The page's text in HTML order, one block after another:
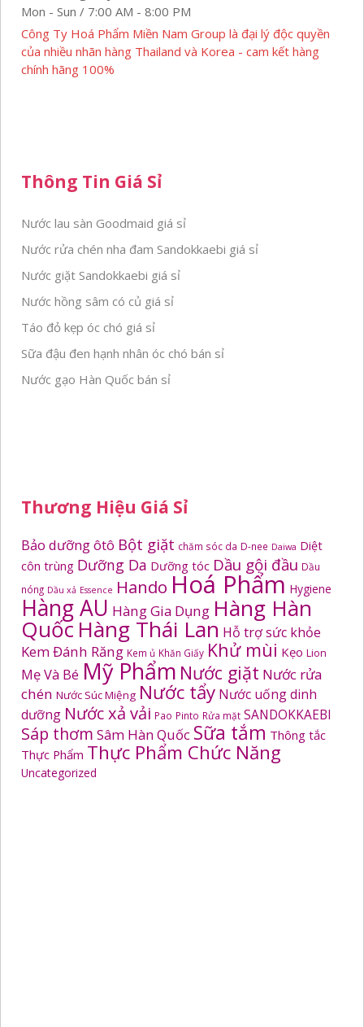
Mon - Sun / 7:00 AM - 8:00 PM
Công Ty Hoá Phẩm Miền Nam Group là đại lý độc quyền
của nhiều nhãn hàng Thailand và Korea - cam kết hàng
chính hãng 100%
Thông Tin Giá Sỉ
Nước lau sàn Goodmaid giá sỉ
Nước rửa chén nha đam Sandokkaebi giá sỉ
Nước giặt Sandokkaebi giá sỉ
Nước hồng sâm có củ giá sỉ
Táo đỏ kẹp óc chó giá sỉ
Sữa đậu đen hạnh nhân óc chó bán sỉ
Nước gạo Hàn Quốc bán sỉ
Thương Hiệu Giá Sỉ
Bảo dưỡng ôtô Bột giặt chăm sóc da D-nee Daiwa Diệt
côn trùng Dưỡng Da Dưỡng tóc Dầu gội đầu Dầu
nóng Dầu xả Essence Hando Hoá Phẩm Hygiene
Hàng AU Hàng Gia Dụng Hàng Hàn
Quốc Hàng Thái Lan Hỗ trợ sức khỏe
Kem Đánh Răng Kem ủ Khăn Giấy Khử mùi Kẹo Lion
Mẹ Và Bé Mỹ Phẩm Nước giặt Nước rửa
chén Nước Súc Miệng Nước tẩy Nước uống dinh
dưỡng Nước xả vải Pao Pinto Rửa mặt SANDOKKAEBI
Sáp thơm Sâm Hàn Quốc Sữa tắm Thông tắc
Thực Phẩm Thực Phẩm Chức Năng
Uncategorized